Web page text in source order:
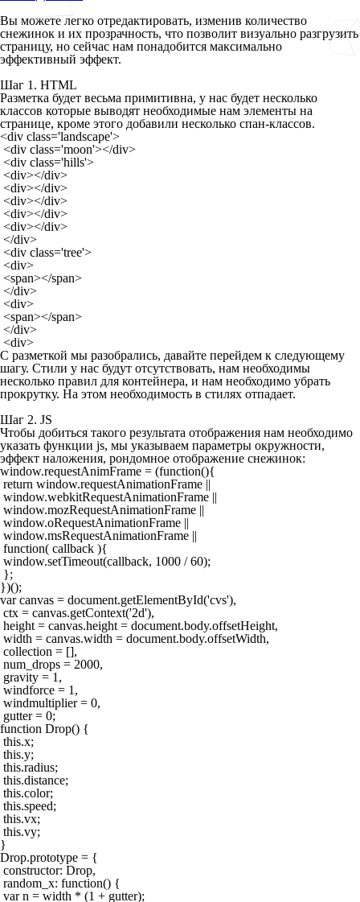
Вы можете легко отредактировать, изменив количество
снежинок и их прозрачность, что позволит визуально разгрузить
страницу, но сейчас нам понадобится максимально
эффективный эффект.
Шаг 1. HTML
Разметка будет весьма примитивна, у нас будет несколько
классов которые выводят необходимые нам элементы на
странице, кроме этого добавили несколько спан-классов.
<div class='landscape'>
<div class='moon'></div>
<div class='hills'>
<div></div>
<div></div>
<div></div>
<div></div>
<div></div>
</div>
<div class='tree'>
<div>
<span></span>
</div>
<div>
<span></span>
</div>
<div>
С разметкой мы разобрались, давайте перейдем к следующему
шагу. Стили у нас будут отсутствовать, нам необходимы
несколько правил для контейнера, и нам необходимо убрать
прокрутку. На этом необходимость в стилях отпадает.
Шаг 2. JS
Чтобы добиться такого результата отображения нам необходимо
указать функции js, мы указываем параметры окружности,
эффект наложения, рондомное отображение снежинок:
window.requestAnimFrame = (function(){
return window.requestAnimationFrame ||
window.webkitRequestAnimationFrame ||
window.mozRequestAnimationFrame ||
window.oRequestAnimationFrame ||
window.msRequestAnimationFrame ||
function( callback ){
window.setTimeout(callback, 1000 / 60);
};
})();
var canvas = document.getElementById('cvs'),
ctx = canvas.getContext('2d'),
height = canvas.height = document.body.offsetHeight,
width = canvas.width = document.body.offsetWidth,
collection = [],
num_drops = 2000,
gravity = 1,
windforce = 1,
windmultiplier = 0,
gutter = 0;
function Drop() {
this.x;
this.y;
this.radius;
this.distance;
this.color;
this.speed;
this.vx;
this.vy;
}
Drop.prototype = {
constructor: Drop,
random_x: function() {
var n = width * (1 + gutter);